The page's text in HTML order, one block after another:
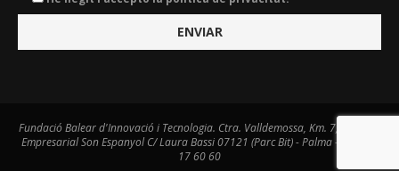
Fundació Balear d'Innovació i Tecnologia. Ctra. Valldemossa, Km. 7,4. Centre
Empresarial Son Espanyol C/ Laura Bassi 07121 (Parc Bit) - Palma - Tel. 971
17 60 60